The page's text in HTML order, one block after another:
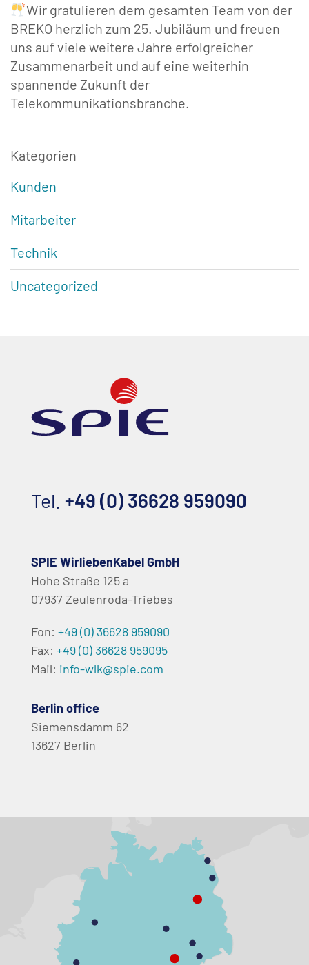
Wir gratulieren dem gesamten Team von der
BREKO herzlich zum 25. Jubiläum und freuen
uns auf viele weitere Jahre erfolgreicher
Zusammenarbeit und auf eine weiterhin
spannende Zukunft der
Telekommunikationsbranche.
Kategorien
Kunden
Mitarbeiter
Technik
Uncategorized
Tel. +49 (0) 36628 959090
SPIE WirliebenKabel GmbH
Hohe Straße 125 a
07937 Zeulenroda-Triebes
Berlin office
Siemensdamm 62
13627 Berlin
Fon: +49 (0) 36628 959090
Fax: +49 (0) 36628 959095
Mail: info-wlk@spie.com